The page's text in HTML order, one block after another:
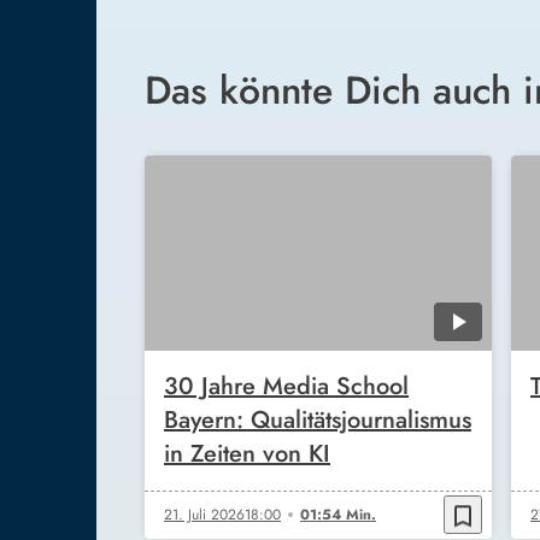
Das könnte Dich auch
30 Jahre Media School
Bayern: Qualitätsjournalismus
in Zeiten von KI
21. Juli 202618:00 01:54 Min. bookmark_border